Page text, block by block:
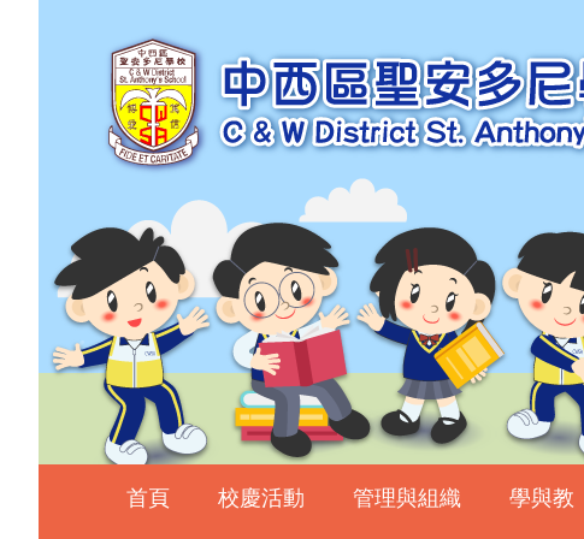
校慶活動
管理與組織
校風及學生支援
學生表現
相片及影片
升中資訊
入學申請
家長教師會首頁 校慶活動 管理與組織 學與教